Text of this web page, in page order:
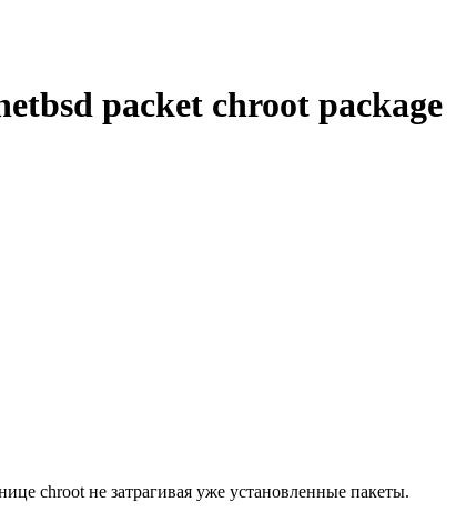
packet chroot package
chroot не затрагивая уже установленные пакеты.